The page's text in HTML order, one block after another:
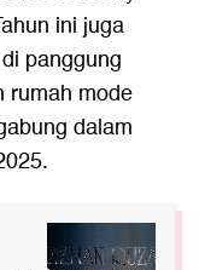
ini juga
panggung
rumah mode
dalam